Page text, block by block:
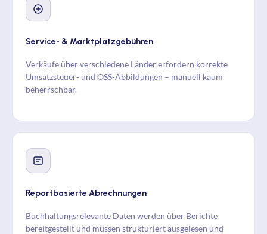
Service- & Marktplatzgebühren
Verkäufe über verschiedene Länder erfordern korrekte
Umsatzsteuer- und OSS-Abbildungen – manuell kaum
beherrschbar.
Reportbasierte Abrechnungen
Buchhaltungsrelevante Daten werden über Berichte
bereitgestellt und müssen strukturiert ausgelesen und